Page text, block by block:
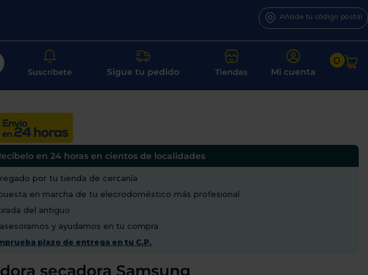
Añade tu código postal
las
fechas
abajo
para
seleccionar
los
resultados
Pulsa
intro
para
al
resultado
de
búsqueda
usuarios
Suscríbete Sigue tu pedido Tiendas Mi cuenta
0
en 24 horas en cientos de localidades
por tu tienda de cercanía
en marcha de tu elecrodoméstico más profesional
del antiguo
y ayudamos en tu compra
plazo de entrega en tu C.P.
secadora Samsung